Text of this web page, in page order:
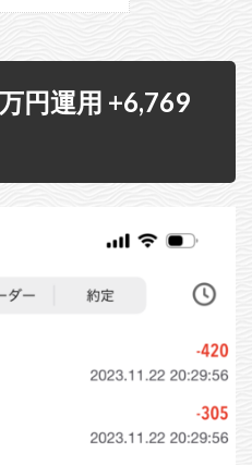
円運用 +6,769